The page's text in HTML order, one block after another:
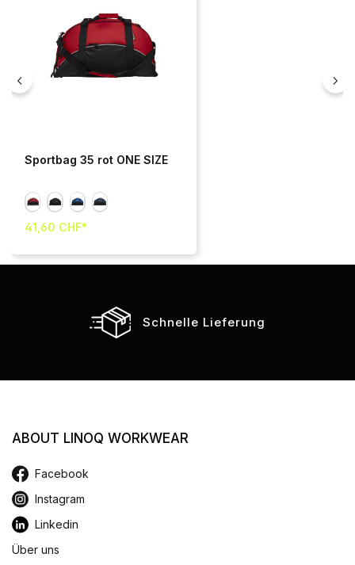
Sportbag 35 rot ONE SIZE
41,60 CHF*
Schnelle Lieferung
ABOUT LINOQ WORKWEAR
Facebook
Instagram
Linkedin
Über uns